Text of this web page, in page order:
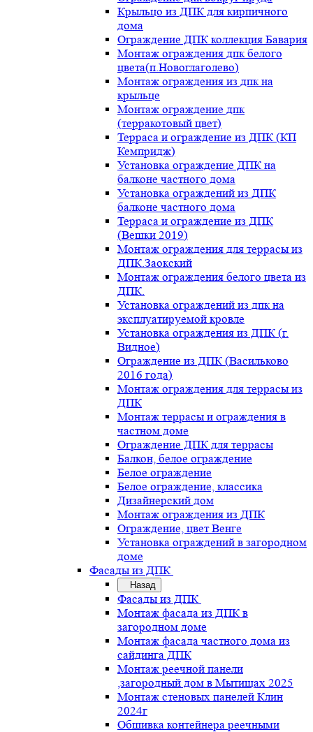
Крыльцо из ДПК для кирпичного
дома
Ограждение ДПК коллекция Бавария
Монтаж ограждения дпк белого
цвета(п.Новоглаголево)
Монтаж ограждения из дпк на
крыльце
Монтаж ограждение дпк
(терракотовый цвет)
Терраса и ограждение из ДПК (КП
Кемпридж)
Установка ограждение ДПК на
балконе частного дома
Установка ограждений из ДПК
балконе частного дома
Терраса и ограждение из ДПК
(Вешки 2019)
Монтаж ограждения для террасы из
ДПК.Заокский
Монтаж ограждения белого цвета из
ДПК.
Установка ограждений из дпк на
эксплуатируемой кровле
Установка ограждения из ДПК (г.
Видное)
Ограждение из ДПК (Васильково
2016 года)
Монтаж ограждения для террасы из
ДПК
Монтаж террасы и ограждения в
частном доме
Ограждение ДПК для террасы
Балкон, белое ограждение
Белое ограждение
Белое ограждение, классика
Дизайнерский дом
Монтаж ограждения из ДПК
Ограждение, цвет Венге
Установка ограждений в загородном
доме
Фасады из ДПК
Назад
Фасады из ДПК
Монтаж фасада из ДПК в
загородном доме
Монтаж фасада частного дома из
сайдинга ДПК
Монтаж реечной панели
,загородный дом в Мытищах 2025
Монтаж стеновых панелей Клин
2024г
Обшивка контейнера реечными